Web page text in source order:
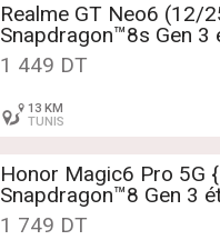
Realme GT Neo6 (12/
Snapdragon™8s Gen 3
Tél:52687077
1 449 DT
13 KM
TUNIS
Honor Magic6 Pro 5G
Snapdragon™8 Gen 3
Tél:52687077📞☎️
1 749 DT